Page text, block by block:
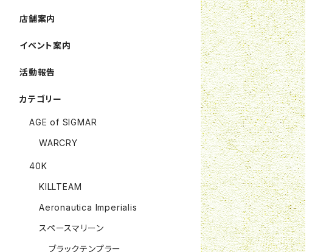
店舗案内
イベント案内
活動報告
カテゴリー
AGE of SIGMAR
WARCRY
40K
KILLTEAM
Aeronautica Imperialis
スペースマリーン
ブラックテンプラー